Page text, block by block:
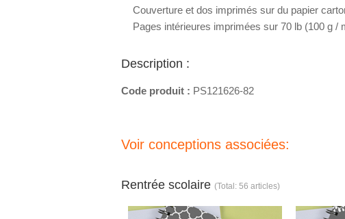
Couverture et dos imprimés sur du papier
Pages intérieures imprimées sur 70 lb (100 g /
Description :
Code produit : PS121626-82
Voir conceptions associées:
Rentrée scolaire (Total: 56 articles)